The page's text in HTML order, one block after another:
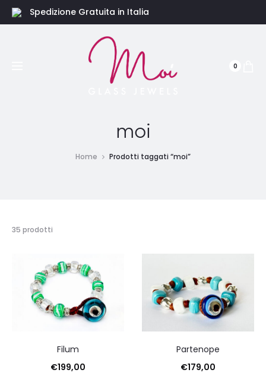
Spedizione Gratuita in Italia
0
moi
Home Prodotti taggati “moi”
35 prodotti
15
di
Ordina
in
al
recente
Filum
€199,00
Partenope
€179,00